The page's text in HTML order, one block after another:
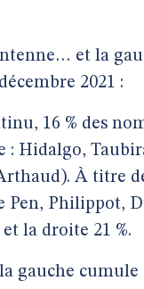
et la
2021 :
16 % des
: Hidalgo,
À titre
Pen, Philippot,
la droite 21 %.
gauche